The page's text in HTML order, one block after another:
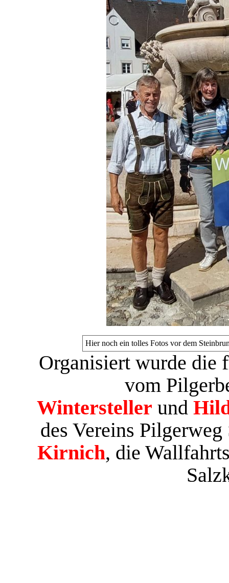
Hier noch ein tolles Fotos vor dem
Organisiert wurde die
vom
Wintersteller und
des Vereins
Kirnich, die